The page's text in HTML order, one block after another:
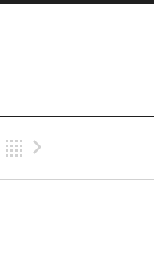
Previous Track
Back